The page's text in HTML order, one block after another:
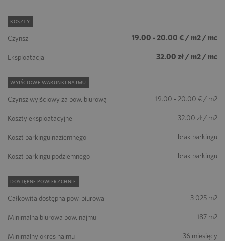
KOSZTY
Czynsz 19.00 - 20.00 € / m2 / mc
Eksploatacja 32.00 zł / m2 / mc
WYJŚCIOWE WARUNKI NAJMU
Czynsz wyjściowy za pow. biurową 19.00 - 20.00 € / m2
Koszty eksploatacyjne 32.00 zł / m2
Koszt parkingu naziemnego brak parkingu
Koszt parkingu podziemnego brak parkingu
DOSTĘPNE POWIERZCHNIE
Całkowita dostępna pow. biurowa 3 025 m2
Minimalna biurowa pow. najmu 187 m2
Minimalny okres najmu 36 miesięcy